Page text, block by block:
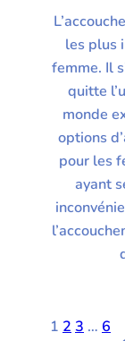
les plus
femme. Il
quitte
monde
options
pour les
ayant
1 2 3 … 6